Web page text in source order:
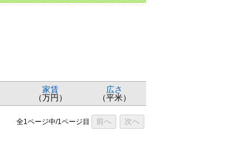
家賃
（万円）
広さ
（平米）
全1ページ中/1ページ目 前へ 次へ